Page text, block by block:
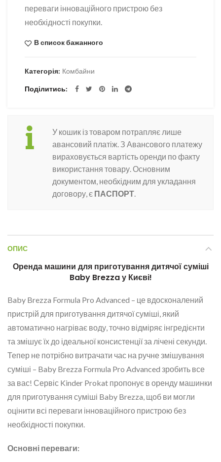
переваги інноваційного пристрою без
необхідності покупки.
В список бажанного
Категорія: Комбайни
Поділитись
У кошик із товаром потрапляє лише
авансовий платіж. З Авансового платежу
вираховується вартість оренди по факту
використання товару. Основним
документом, необхідним для укладання
договору, є ПАСПОРТ
ОПИС
Оренда машини для приготування дитячої суміші
Baby Brezza у Києві!
Baby Brezza Formula Pro Advanced – це вдосконалений
пристрій для приготування дитячої суміші, який
автоматично нагріває воду, точно відміряє інгредієнти
та змішує їх до ідеальної консистенції за лічені секунди.
Тепер не потрібно витрачати час на ручне змішування
суміші – Baby Brezza Formula Pro Advanced зробить все
за вас! Сервіс Kinder Prokat пропонує в оренду машинки
для приготування суміші Baby Brezza, щоб ви могли
оцінити всі переваги інноваційного пристрою без
необхідності покупки.
Основні переваги: